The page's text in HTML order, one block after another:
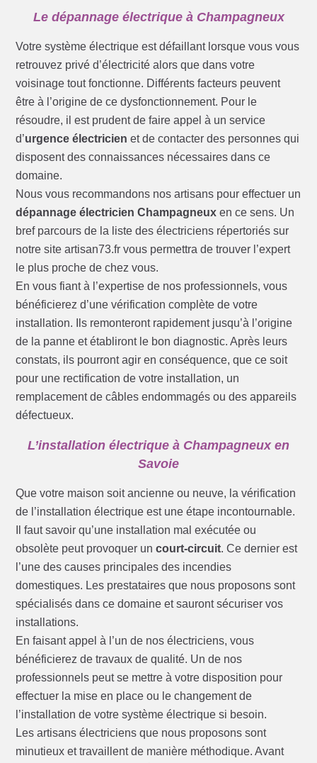
Le dépannage électrique à Champagneux
Votre système électrique est défaillant lorsque vous vous
retrouvez privé d’électricité alors que dans votre
voisinage tout fonctionne. Différents facteurs peuvent
être à l’origine de ce dysfonctionnement. Pour le
résoudre, il est prudent de faire appel à un service
d’urgence électricien et de contacter des personnes qui
disposent des connaissances nécessaires dans ce
domaine.
Nous vous recommandons nos artisans pour effectuer un
dépannage électricien Champagneux en ce sens. Un
bref parcours de la liste des électriciens répertoriés sur
notre site artisan73.fr vous permettra de trouver l’expert
le plus proche de chez vous.
En vous fiant à l’expertise de nos professionnels, vous
bénéficierez d’une vérification complète de votre
installation. Ils remonteront rapidement jusqu’à l’origine
de la panne et établiront le bon diagnostic. Après leurs
constats, ils pourront agir en conséquence, que ce soit
pour une rectification de votre installation, un
remplacement de câbles endommagés ou des appareils
défectueux.
L’installation électrique à Champagneux en
Savoie
Que votre maison soit ancienne ou neuve, la vérification
de l’installation électrique est une étape incontournable.
Il faut savoir qu’une installation mal exécutée ou
obsolète peut provoquer uncourt-circuit. Ce dernier est
l’une des causes principales des incendies
domestiques. Les prestataires que nous proposons sont
spécialisés dans ce domaine et sauront sécuriser vos
installations.
En faisant appel à l’un de nos électriciens, vous
bénéficierez de travaux de qualité. Un de nos
professionnels peut se mettre à votre disposition pour
effectuer la mise en place ou le changement de
l’installation de votre système électrique si besoin.
Les artisans électriciens que nous proposons sont
minutieux et travaillent de manière méthodique. Avant